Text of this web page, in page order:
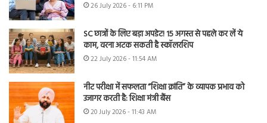
26 July 2026 - 6:11 PM
SC छात्रों के लिए बड़ा अपडेट! 15 अगस्त से पहले कर लें ये
काम, वरना अटक सकती है स्कॉलरशिप
22 July 2026 - 11:54 AM
नीट परीक्षा में सफलता “शिक्षा क्रांति” के व्यापक प्रभाव को
उजागर करती है: शिक्षा मंत्री बैंस
20 July 2026 - 11:43 AM